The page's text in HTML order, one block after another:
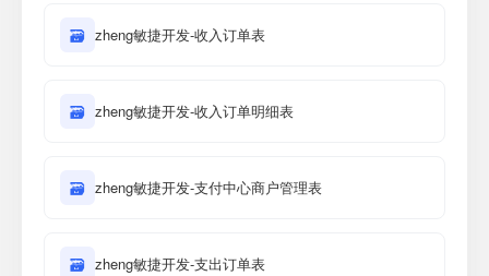
🗃 zheng敏捷开发-收入订单表
🗃 zheng敏捷开发-收入订单明细表
🗃 zheng敏捷开发-支付中心商户管理表
🗃 zheng敏捷开发-支出订单表